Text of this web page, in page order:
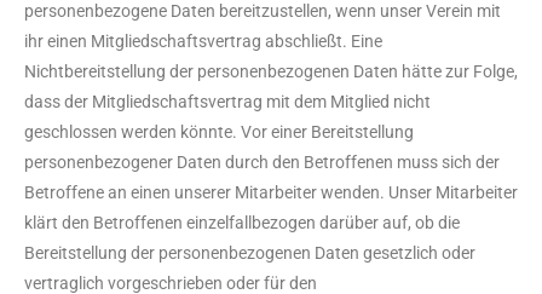
personenbezogene Daten bereitzustellen, wenn unser Verein mit
ihr einen Mitgliedschaftsvertrag abschließt. Eine
Nichtbereitstellung der personenbezogenen Daten hätte zur Folge,
dass der Mitgliedschaftsvertrag mit dem Mitglied nicht
geschlossen werden könnte. Vor einer Bereitstellung
personenbezogener Daten durch den Betroffenen muss sich der
Betroffene an einen unserer Mitarbeiter wenden. Unser Mitarbeiter
klärt den Betroffenen einzelfallbezogen darüber auf, ob die
Bereitstellung der personenbezogenen Daten gesetzlich oder
vertraglich vorgeschrieben oder für den